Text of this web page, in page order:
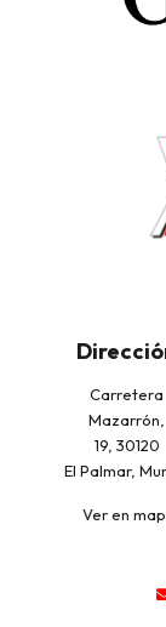
Carretera
Mazarrón,
19, 30120
El Palmar,
Ver en